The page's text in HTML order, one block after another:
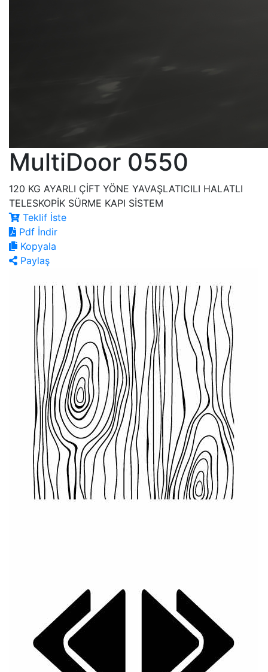
MultiDoor 0550
120 KG AYARLI ÇİFT YÖNE YAVAŞLATICILI HALATLI
TELESKOPİK SÜRME KAPI SİSTEM
Teklif İste
Pdf İndir
Kopyala
Paylaş